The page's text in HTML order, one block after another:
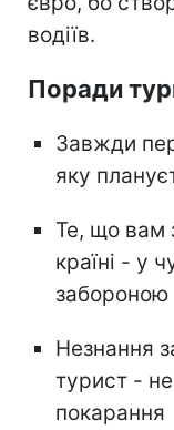
водіїв.
Поради
Завжди
яку
Те, що вам
країні - у
забороною
Незнання
турист - не
покарання